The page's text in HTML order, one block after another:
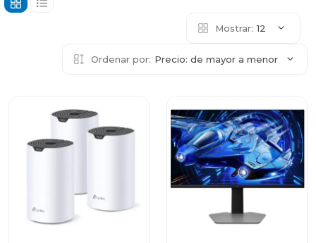
Mostrar: 12
Ordenar por: Precio: de mayor a menor